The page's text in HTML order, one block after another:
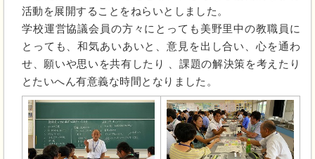
活動を展開することをねらいとしました。
学校運営協議会員の方々にとっても美野里中の教職員に
とっても、和気あいあいと、意見を出し合い、心を通わ
せ、願いや思いを共有したり 、課題の解決策を考えたり
とたいへん有意義な時間となりました。